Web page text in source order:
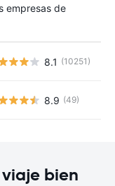
empresas de
8.1 (10251)
8.9 (49)
bien